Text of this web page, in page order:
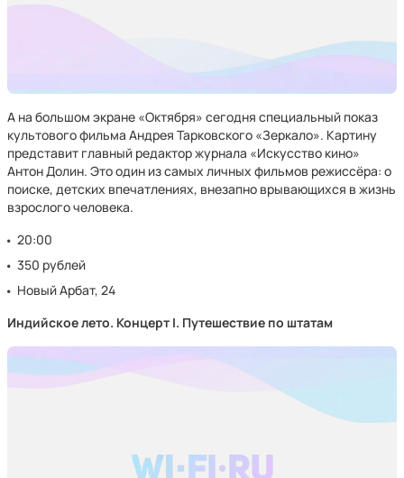
А на большом экране «Октября» сегодня специальный показ
культового фильма Андрея Тарковского «Зеркало». Картину
представит главный редактор журнала «Искусство кино»
Антон Долин. Это один из самых личных фильмов режиссёра: о
поиске, детских впечатлениях, внезапно врывающихся в жизнь
взрослого человека.
20:00
350 рублей
Новый Арбат, 24
Индийское лето. Концерт I. Путешествие по штатам